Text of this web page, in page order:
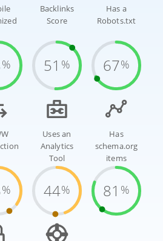
%
Backlinks
Score
51 %
Has a
Robots.txt
67%
%
Uses an
Analytics
Tool
44%
Has
schema.org
items
81 %